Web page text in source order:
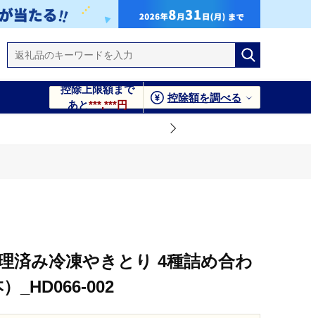
控除上限額まで
あと***,***円
控除額を調べる
済み冷凍やきとり 4種詰め合わ
_HD066-002